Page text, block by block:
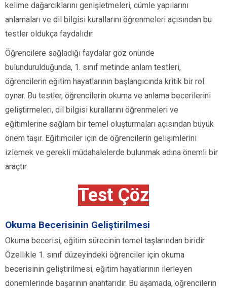
kelime dağarcıklarını genişletmeleri, cümle yapılarını
anlamaları ve dil bilgisi kurallarını öğrenmeleri açısından bu
testler oldukça faydalıdır.
Öğrencilere sağladığı faydalar göz önünde
bulundurulduğunda, 1. sınıf metinde anlam testleri,
öğrencilerin eğitim hayatlarının başlangıcında kritik bir rol
oynar. Bu testler, öğrencilerin okuma ve anlama becerilerini
geliştirmeleri, dil bilgisi kurallarını öğrenmeleri ve
eğitimlerine sağlam bir temel oluşturmaları açısından büyük
önem taşır. Eğitimciler için de öğrencilerin gelişimlerini
izlemek ve gerekli müdahalelerde bulunmak adına önemli bir
araçtır.
Test Çöz
Okuma Becerisinin Geliştirilmesi
Okuma becerisi, eğitim sürecinin temel taşlarından biridir.
Özellikle 1. sınıf düzeyindeki öğrenciler için okuma
becerisinin geliştirilmesi, eğitim hayatlarının ilerleyen
dönemlerinde başarının anahtarıdır. Bu aşamada, öğrencilerin